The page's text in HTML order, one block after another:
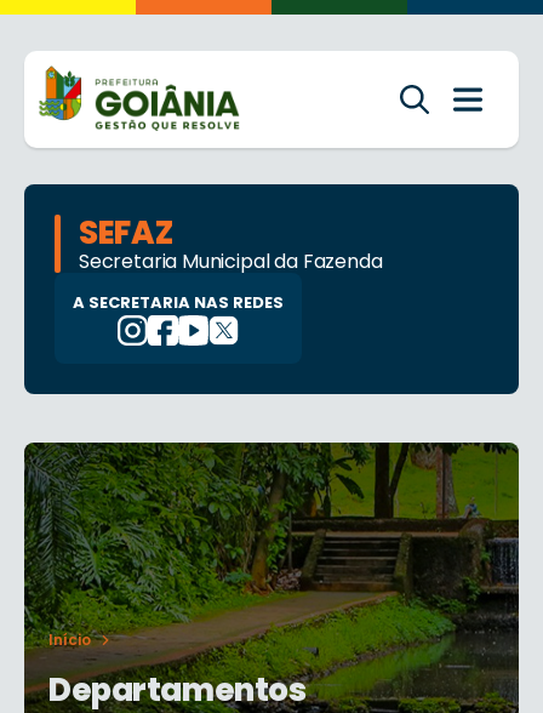
SEFAZ
Secretaria Municipal da Fazenda
A SECRETARIA NAS REDES
Início
Departamentos